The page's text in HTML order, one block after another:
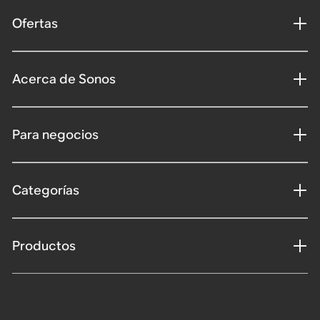
Ofertas
Acerca de Sonos
Para negocios
Categorías
Productos